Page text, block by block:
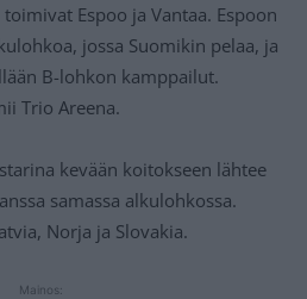
Espoo ja Vantaa. Espoon
jossa Suomikin pelaa, ja
B-lohkon kamppailut.
Trio Areena.
kevään koitokseen lähtee
samassa alkulohkossa.
Norja ja Slovakia.
Mainos: